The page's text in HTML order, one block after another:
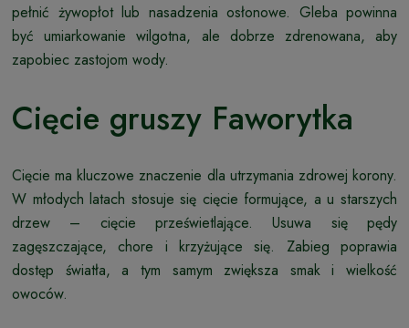
pełnić żywopłot lub nasadzenia osłonowe. Gleba powinna
być umiarkowanie wilgotna, ale dobrze zdrenowana, aby
zapobiec zastojom wody.
Cięcie gruszy Faworytka
Cięcie ma kluczowe znaczenie dla utrzymania zdrowej korony.
W młodych latach stosuje się cięcie formujące, a u starszych
drzew – cięcie prześwietlające. Usuwa się pędy
zagęszczające, chore i krzyżujące się. Zabieg poprawia
dostęp światła, a tym samym zwiększa smak i wielkość
owoców.